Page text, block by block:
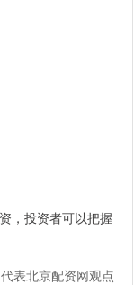
，投资者可以把握
表北京配资网观点